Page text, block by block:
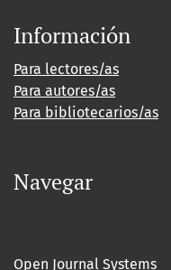
Información
Para lectores/as
Para autores/as
Para bibliotecarios/as
Navegar
Open Journal Systems